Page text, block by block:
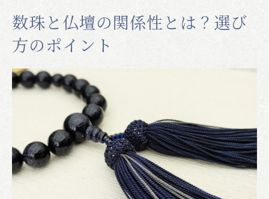
略式数珠とは
腕輪数珠とは
数珠の歴史から意味を理解する
数珠の歴史とその意味
現代の数珠の用途の変化
本式数珠の種類とその宗教的な意味
略式数珠の目的と意味
自分にぴったりの数珠を見つけよう！素材・デ
数珠と仏壇の関係性とは？選び
方のポイント